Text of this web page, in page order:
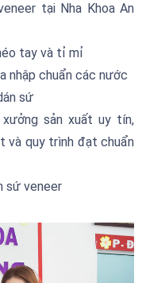
tại Nha Khoa An
tay và tỉ mỉ
nhập chuẩn các nước
sứ
sản xuất uy tín,
và quy trình đạt chuẩn
sứ veneer